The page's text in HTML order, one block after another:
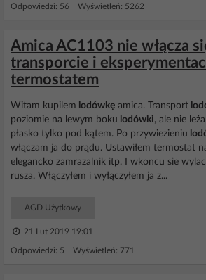
Odpowiedzi: 56 Wyświetleń: 5262
Amica AC1103 nie włącza
transporcie i
termostatem
Witam kupilem lodówkę amica. Transport
poziomie na lewym boku lodówki, ale nie
płasko tylko pod kątem. Po przywiezieniu
włączam ja do prądu. Ustawiłem termostat
elegancko zamrazalnik itp. I wkoncu sie
rusza. Włączyłem i wyłączyłem ja z...
AGD Użytkowy
21 Lut 2019 19:01
Odpowiedzi: 5 Wyświetleń: 771